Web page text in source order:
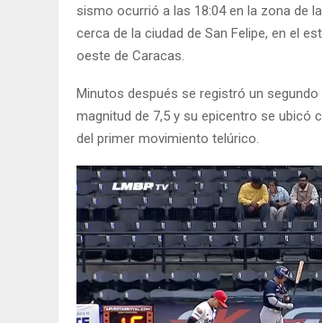
sismo ocurrió a las 18:04 en la zona de
cerca de la ciudad de San Felipe, en el
oeste de Caracas.
Minutos después se registró un
magnitud de 7,5 y su epicentro se ubicó
del primer movimiento telúrico.